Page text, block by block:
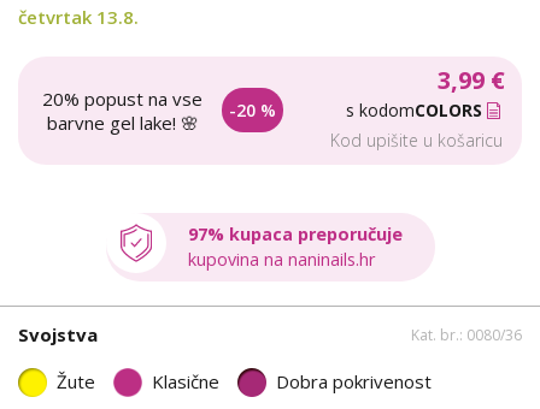
četvrtak 13.8.
20% popust na vse
barvne gel lake! 🌸
-20 %
3,99 €
s kodomCOLORS
Kod upišite u košaricu
97% kupaca preporučuje
kupovina na naninails.hr
Svojstva Kat. br.: 0080/36
Žute Klasične Dobra pokrivenost